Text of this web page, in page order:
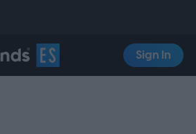
Español
Sign In